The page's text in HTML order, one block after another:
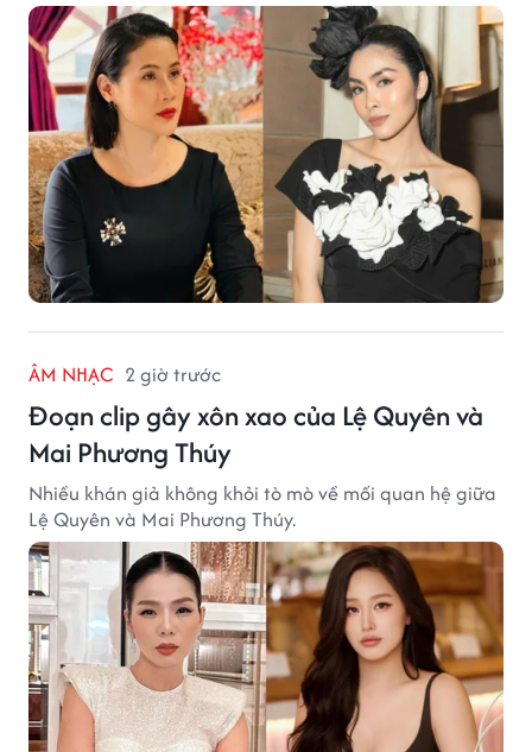
ÂM NHẠC 2 giờ trước
Đoạn clip gây xôn xao của Lệ Quyên và
Mai Phương Thúy
Nhiều khán giả không khỏi tò mò về mối quan hệ giữa
Lệ Quyên và Mai Phương Thúy.